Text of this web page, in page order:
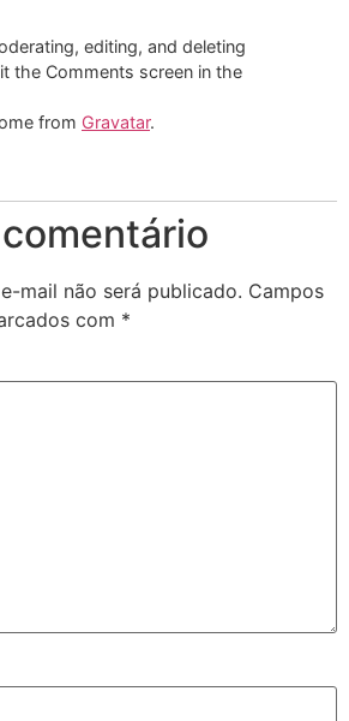
editing, and deleting
the Comments screen in the
from Gravatar.
mail não será publicado. Campos
com *